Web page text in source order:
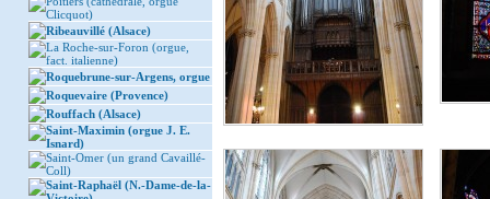
Clicquot)
Ribeauvillé (Alsace)
La Roche-sur-Foron (orgue,
fact. italienne)
Roquebrune-sur-Argens, orgue
Roquevaire (Provence)
Rouffach (Alsace)
Saint-Maximin (orgue J. E.
Isnard)
Saint-Omer (un grand Cavaillé-
Coll)
Saint-Raphaël (N.-Dame-de-la-